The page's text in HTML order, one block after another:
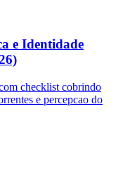
e Identidade
checklist cobrindo
e percepcao do